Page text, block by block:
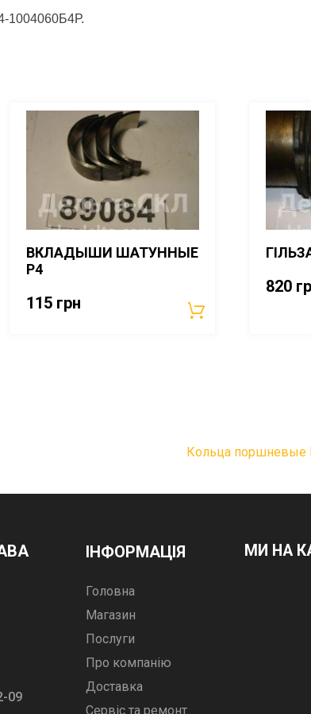
1004060Б4Р.
ВКЛАДЫШИ ШАТУННЫЕ
Р4
115 грн
820
Кольца поршневые
09
ІНФОРМАЦІЯ
Головна
Магазин
Послуги
Про компанію
Доставка
Сервіс та ремонт
МИ НА